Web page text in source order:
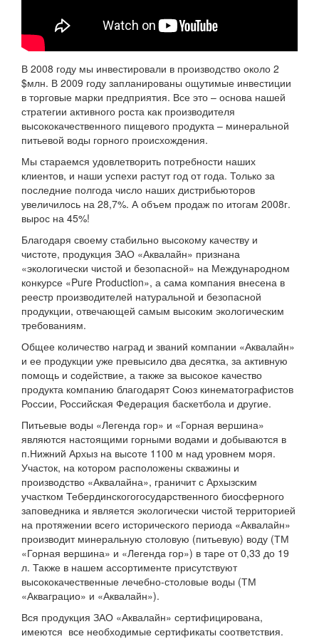
В 2008 году мы инвестировали в производство около 2
$млн. В 2009 году запланированы ощутимые инвестиции
в торговые марки предприятия. Все это – основа нашей
стратегии активного роста как производителя
высококачественного пищевого продукта – минеральной
питьевой воды горного происхождения.
Мы стараемся удовлетворить потребности наших
клиентов, и наши успехи растут год от года. Только за
последние полгода число наших дистрибьюторов
увеличилось на 28,7%. А объем продаж по итогам 2008г.
вырос на 45%!
Благодаря своему стабильно высокому качеству и
чистоте, продукция ЗАО «Аквалайн» признана
«экологически чистой и безопасной» на Международном
конкурсе «Pure Production», а сама компания внесена в
реестр производителей натуральной и безопасной
продукции, отвечающей самым высоким экологическим
требованиям.
Общее количество наград и званий компании «Аквалайн»
и ее продукции уже превысило два десятка, за активную
помощь и содействие, а также за высокое качество
продукта компанию благодарят Союз кинематографистов
России, Российская Федерация баскетбола и другие.
Питьевые воды «Легенда гор» и «Горная вершина»
являются настоящими горными водами и добываются в
п.Нижний Архыз на высоте 1100 м над уровнем моря.
Участок, на котором расположены скважины и
производство «Аквалайна», граничит с Архызским
участком Тебердинскогогосударственного биосферного
заповедника и является экологически чистой территорией
на протяжении всего исторического периода «Аквалайн»
производит минеральную столовую (питьевую) воду (ТМ
«Горная вершина» и «Легенда гор») в таре от 0,33 до 19
л. Также в нашем ассортименте присутствуют
высококачественные лечебно-столовые воды (ТМ
«Акваграцио» и «Аквалайн»).
Вся продукция ЗАО «Аквалайн» сертифицирована,
имеются все необходимые сертификаты соответствия.